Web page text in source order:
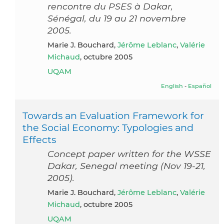
rencontre du PSES à Dakar,
Sénégal, du 19 au 21 novembre
2005.
Marie J. Bouchard, Jérôme Leblanc, Valérie
Michaud, octubre 2005
UQAM
English - Español
Towards an Evaluation Framework for
the Social Economy: Typologies and
Effects
Concept paper written for the WSSE
Dakar, Senegal meeting (Nov 19-21,
2005).
Marie J. Bouchard, Jérôme Leblanc, Valérie
Michaud, octubre 2005
UQAM